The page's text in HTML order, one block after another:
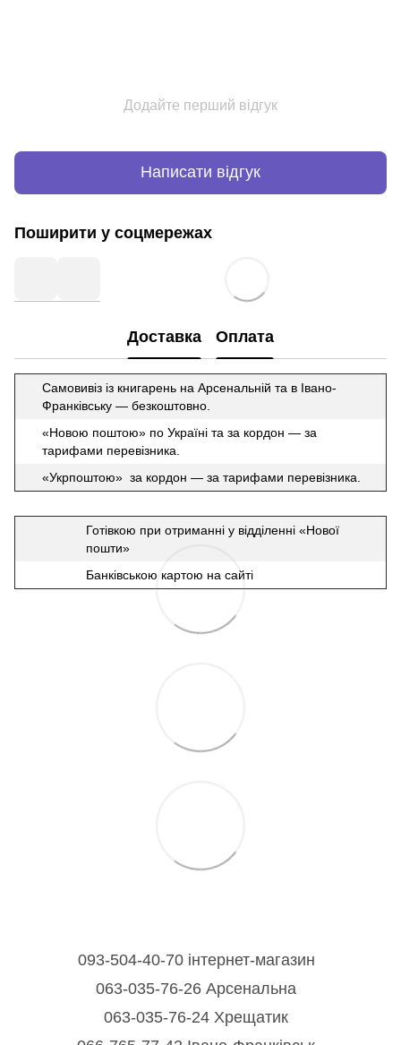
Додайте перший відгук
Написати відгук
Поширити у соцмережах
Доставка Оплата
Самовивіз із книгарень на Арсенальній та в Івано-
Франківську — безкоштовно.
«Новою поштою» по Україні та за кордон — за
тарифами перевізника.
«Укрпоштою» за кордон — за тарифами перевізника.
Готівкою при отриманні у відділенні «Нової
пошти»
Банківською картою на сайті
093-504-40-70 інтернет-магазин
063-035-76-26 Арсенальна
063-035-76-24 Хрещатик